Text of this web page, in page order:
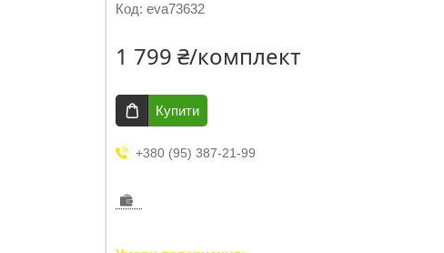
Код: eva73632
1 799 ₴/комплект
Купити
+380 (95) 387-21-99